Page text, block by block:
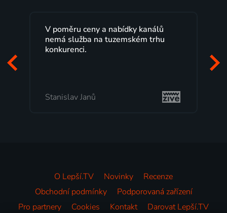
V poměru ceny a nabídky kanálů
nemá služba na tuzemském trhu
konkurenci.
Stanislav Janů
O Lepší.TV Novinky
Recenze
Obchodní podmínky
Podporovaná zařízení
Pro partnery
Cookies Kontakt Darovat Lepší.TV